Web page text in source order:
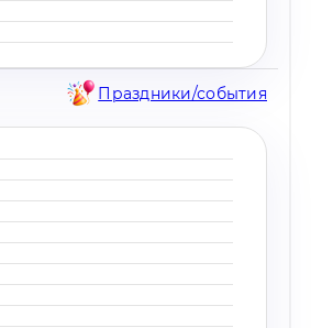
Праздники/события